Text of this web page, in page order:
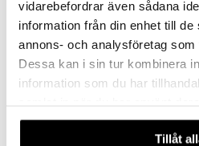
vidarebefordrar även sådana
information från din enhet till
annons- och analysföretag
Dessa kan i sin tur kombinera
information som du har
våra cookies vid fortsatt
Tillåt